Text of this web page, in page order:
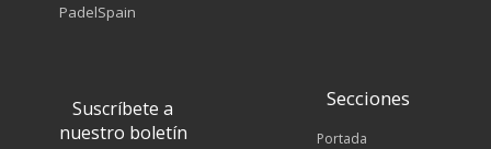
PadelSpain
Suscríbete a
nuestro boletín
Secciones
Portada